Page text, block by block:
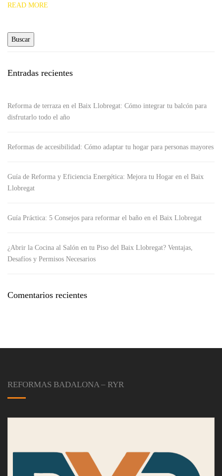
READ MORE
Entradas recientes
Reforma de terraza en el Baix Llobregat: Cómo integrar tu balcón para
disfrutarlo todo el año
Reformas de accesibilidad: Cómo adaptar tu hogar para personas mayores
Guía de Reforma y Eficiencia Energética: Mejora tu Hogar en el Baix
Llobregat
Guía Práctica: 5 Consejos para reformar el baño en el Baix Llobregat
¿Abrir la Cocina al Salón en tu Piso del Baix Llobregat? Ventajas,
Desafíos y Permisos Necesarios
Comentarios recientes
REFORMAS BADALONA – RYR